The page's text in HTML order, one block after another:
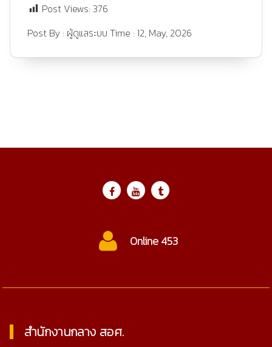
Post Views: 376
Post By : ผู้ดูแลระบบ Time : 12, May, 2026
Online 453
สำนักงานกลาง สอศ.